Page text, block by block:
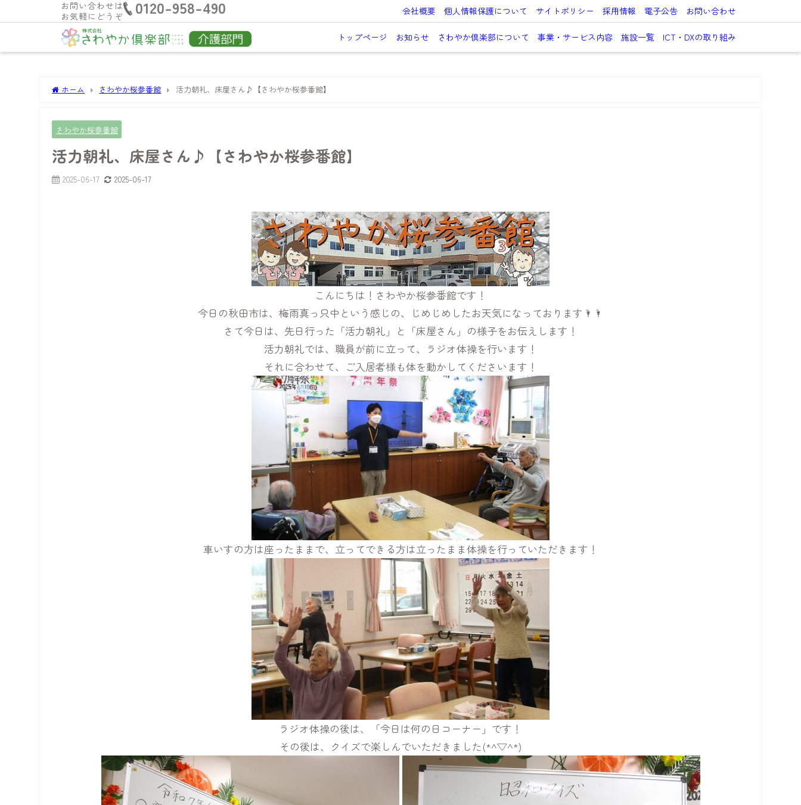
お問い合わせは
お気軽にどうぞ
0120-958-490 会社概要 個人情報保護について サイトポリシー 採用情報 電子公告 お問い合わせ
トップページ お知らせ さわやか倶楽部について 事業・サービス内容 施設一覧 ICT・DXの取り組み
ホーム さわやか桜参番館 活力朝礼、床屋さん♪【さわやか桜参番館】
さわやか桜参番館
活力朝礼、床屋さん♪【さわやか桜参番館】
2025-06-17 2025-06-17
こんにちは！さわやか桜参番館です！
今日の秋田市は、梅雨真っ只中という感じの、じめじめしたお天気になっております🌂🌂
さて今日は、先日行った「活力朝礼」と「床屋さん」の様子をお伝えします！
活力朝礼では、職員が前に立って、ラジオ体操を行います！
それに合わせて、ご入居者様も体を動かしてくださいます！
車いすの方は座ったままで、立ってできる方は立ったまま体操を行っていただきます！
ラジオ体操の後は、「今日は何の日コーナー」です！
その後は、クイズで楽しんでいただきました(*^▽^*)